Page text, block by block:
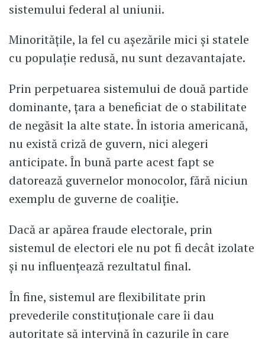
sistemului federal al uniunii.
Minorităţile, la fel cu aşezările mici şi statele
cu populaţie redusă, nu sunt dezavantajate.
Prin perpetuarea sistemului de două partide
dominante, ţara a beneficiat de o stabilitate
de negăsit la alte state. În istoria americană,
nu există criză de guvern, nici alegeri
anticipate. În bună parte acest fapt se
datorează guvernelor monocolor, fără niciun
exemplu de guverne de coaliţie.
Dacă ar apărea fraude electorale, prin
sistemul de electori ele nu pot fi decât izolate
şi nu influenţează rezultatul final.
În fine, sistemul are flexibilitate prin
prevederile constituţionale care îi dau
autoritate să intervină în cazurile în care